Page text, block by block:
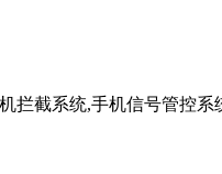
拦截系统,手机信号管控系